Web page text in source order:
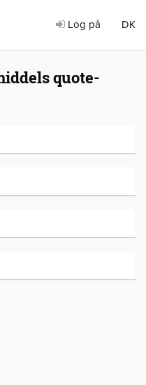
Log på DK
quote-